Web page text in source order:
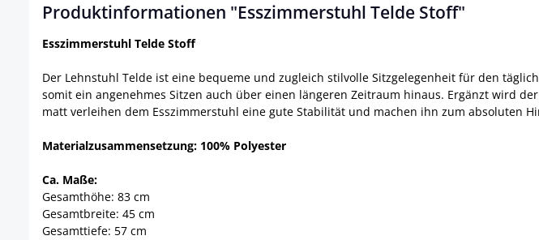
Produktinformationen "Esszimmerstuhl Telde Stoff"
Esszimmerstuhl Telde Stoff
Der Lehnstuhl Telde ist eine bequeme und zugleich stilvolle Sitzgelegenheit für den
somit ein angenehmes Sitzen auch über einen längeren Zeitraum hinaus. Ergänzt wird
matt verleihen dem Esszimmerstuhl eine gute Stabilität und machen ihn zum absoluten
Materialzusammensetzung: 100% Polyester
Ca. Maße:
Gesamthöhe: 83 cm
Gesamtbreite: 45 cm
Gesamttiefe: 57 cm